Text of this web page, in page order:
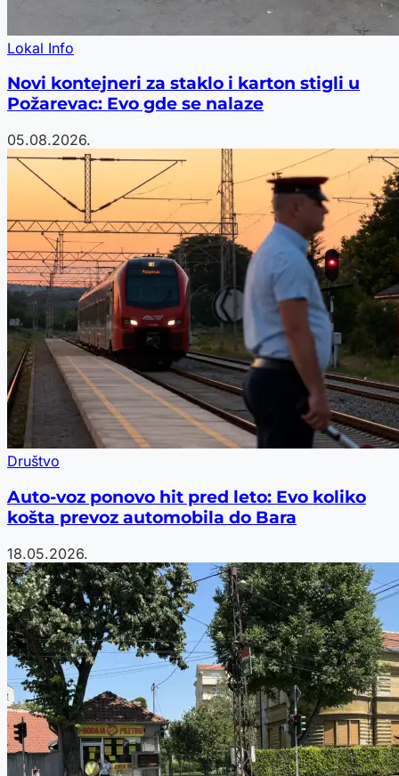
Lokal Info
Novi kontejneri za staklo i karton stigli u
Požarevac: Evo gde se nalaze
05.08.2026.
Društvo
Auto-voz ponovo hit pred leto: Evo koliko
košta prevoz automobila do Bara
18.05.2026.